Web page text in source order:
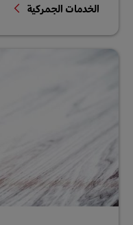
الخدمات الجمركية